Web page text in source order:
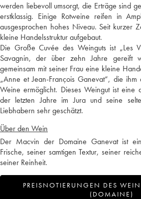
werden liebevoll umsorgt, die Erträge sind
erstklassig. Einige Rotweine reifen in
ausgesprochen hohes Niveau. Seit kurzer
kleine Handelsstruktur aufgebaut.
Die Große Cuvée des Weinguts ist „Les
Savagnin, der über zehn Jahre gereift
gemeinsam mit seiner Frau eine kleine
„Anne et Jean-François Ganevat“, die ihm
Weine ermöglicht. Dieses Weingut ist eine
der letzten Jahre im Jura und seine
Liebhabern sehr geschätzt.
Über den Wein
Der Macvin der Domaine Ganevat ist
Frische, seiner samtigen Textur, seiner
seiner Reinheit.
PREISNOTIERUNGEN DES
(DOMAINE)